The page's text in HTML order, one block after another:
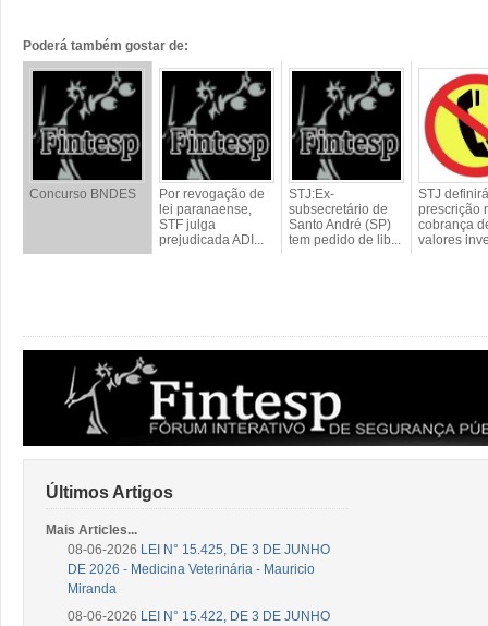
Poderá também gostar de:
Concurso BNDES
Por revogação de
lei paranaense,
STF julga
prejudicada ADI...
STJ:Ex-
subsecretário de
Santo André (SP)
tem pedido de lib...
STJ definirá
prescrição
cobrança
valores
Últimos Artigos
Mais Articles...
08-06-2026 LEI N° 15.425, DE 3 DE JUNHO
DE 2026 - Medicina Veterinária - Mauricio
Miranda
08-06-2026 LEI N° 15.422, DE 3 DE JUNHO